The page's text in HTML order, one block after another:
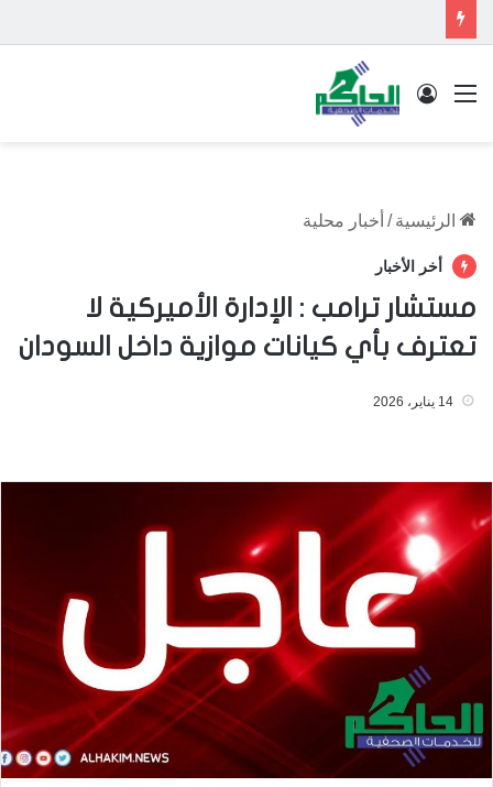
القائمة تسجيل الدخول
الرئيسية / أخبار محلية
أخر الأخبار
مستشار ترامب : الإدارة الأميركية لا
تعترف بأي كيانات موازية داخل السودان
14 يناير، 2026